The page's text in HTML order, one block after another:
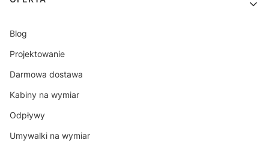
Blog
Projektowanie
Darmowa dostawa
Kabiny na wymiar
Odpływy
Umywalki na wymiar